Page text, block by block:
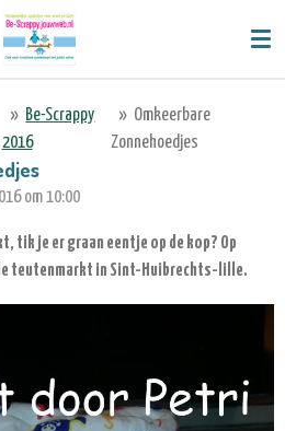
» Be-Scrappy
2016
» Omkeerbare
Zonnehoedjes
om 10:00
tik je er graan eentje op de kop? Op
teutenmarkt in Sint-Huibrechts-lille.